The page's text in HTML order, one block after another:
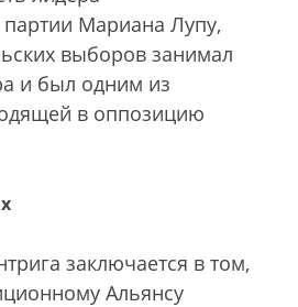
Мариана Лупу,
выборов занимал
и был одним из
в оппозицию
заключается в том,
Альянсу